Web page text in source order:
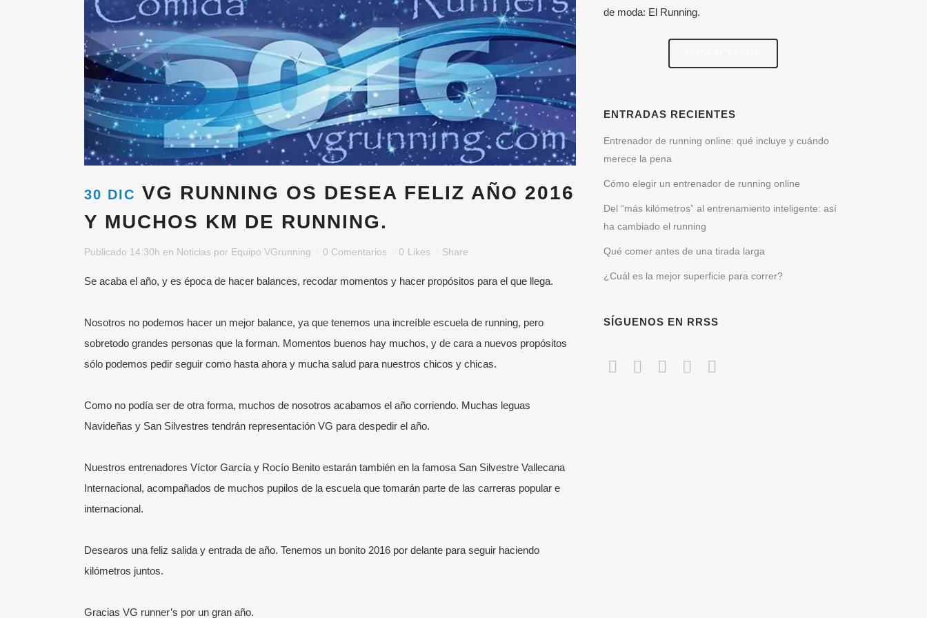
30 DIC VG RUNNING OS DESEA FELIZ AÑO 2016
Y MUCHOS KM DE RUNNING.
Publicado 14:30h en Noticias por Equipo VGrunning 0 Comentarios 0 Likes Share
Se acaba el año, y es época de hacer balances, recodar momentos y hacer propósitos para el que llega.
Nosotros no podemos hacer un mejor balance, ya que tenemos una increíble escuela de running, pero
sobretodo grandes personas que la forman. Momentos buenos hay muchos, y de cara a nuevos propósitos
sólo podemos pedir seguir como hasta ahora y mucha salud para nuestros chicos y chicas.
Como no podía ser de otra forma, muchos de nosotros acabamos el año corriendo. Muchas leguas
Navideñas y San Silvestres tendrán representación VG para despedir el año.
Nuestros entrenadores Víctor García y Rocío Benito estarán también en la famosa San Silvestre Vallecana
Internacional, acompañados de muchos pupilos de la escuela que tomarán parte de las carreras popular e
internacional.
Desearos una feliz salida y entrada de año. Tenemos un bonito 2016 por delante para seguir haciendo
kilómetros juntos.
Gracias VG runner’s por un gran año.
de moda: El Running.
ENTRADAS RECIENTES
Entrenador de running online: qué incluye y cuándo
merece la pena
Cómo elegir un entrenador de running online
Del “más kilómetros” al entrenamiento inteligente: así
ha cambiado el running
Qué comer antes de una tirada larga
¿Cuál es la mejor superficie para correr?
SÍGUENOS EN RRSS
¡SÍGUENOS!
García.Visita aquí su blog personal.
Corremos en grupo por el Parque del
ÚLTIMAS NOTICIAS
incluye y cuándo merece la pena
MENÚ RÁPIDO
Escuela VG Kids